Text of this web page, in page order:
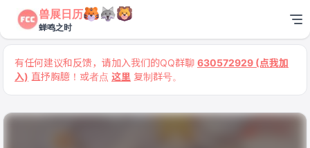
兽展日历
蝉鸣之时
有任何建议和反馈，请加入我们的QQ群聊 630572929 (点我加
入) 直抒胸臆！或者点 这里 复制群号。